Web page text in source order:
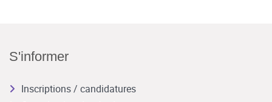
S'informer
Inscriptions / candidatures